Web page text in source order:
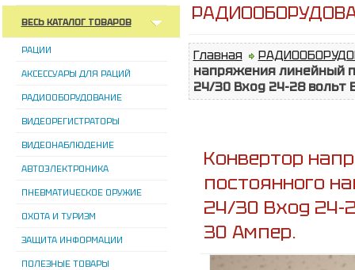
ВЕСЬ КАТАЛОГ ТОВАРОВ
РАЦИИ
АКСЕССУАРЫ ДЛЯ РАЦИЙ
РАДИООБОРУДОВАНИЕ
ВИДЕОРЕГИСТРАТОРЫ
ВИДЕОНАБЛЮДЕНИЕ
АВТОЭЛЕКТРОНИКА
ПНЕВМАТИЧЕСКОЕ ОРУЖИЕ
ОХОТА И ТУРИЗМ
ЗАЩИТА ИНФОРМАЦИИ
ПОЛЕЗНЫЕ ТОВАРЫ
Главная
напряжения линейный
24/30 Вход 24-28 вольт
Конвертор
постоянного
24/30 Вход 24-
30 Ампер.